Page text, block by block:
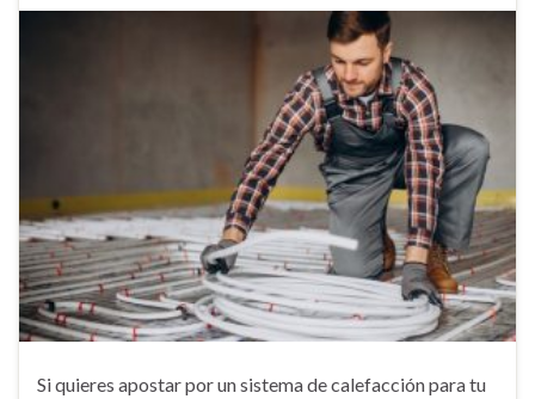
Si quieres apostar por un sistema de calefacción para tu